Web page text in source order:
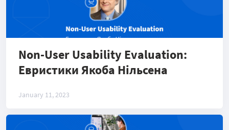
Non-User Usability Evaluation:
Евристики Якоба Нільсена
January 11, 2023